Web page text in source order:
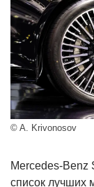
© A. Krivonosov
Mercedes-Benz
список лучших